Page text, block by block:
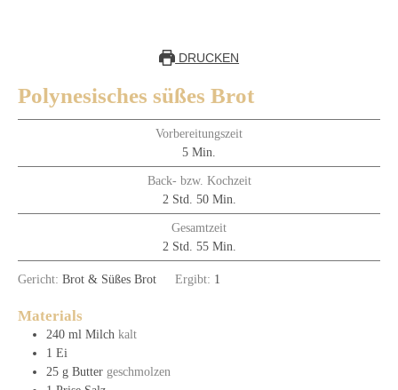
DRUCKEN
Polynesisches süßes Brot
Vorbereitungszeit
5 Min.
Back- bzw. Kochzeit
2 Std. 50 Min.
Gesamtzeit
2 Std. 55 Min.
Gericht: Brot & Süßes Brot Ergibt: 1
Materials
240 ml Milch kalt
1 Ei
25 g Butter geschmolzen